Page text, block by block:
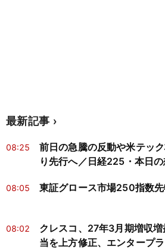
最新記事
08:25
前日の急騰の反動や米テッ
り先行へ／日経225・本日
08:05 東証グロース市場250指数
08:02
クレスコ、27年3月期増収
当を上方修正、エンタープ